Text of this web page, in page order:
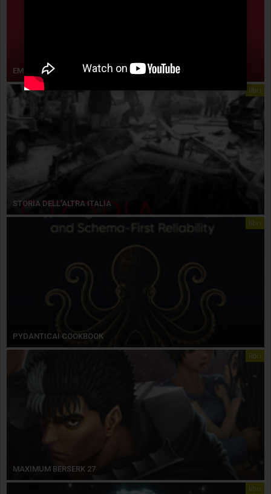
EMPIRISMO ERETICO
libri
STORIA DELL’ALTRA ITALIA
libri
PYDANTICAI COOKBOOK
libri
MAXIMUM BERSERK 27
libri